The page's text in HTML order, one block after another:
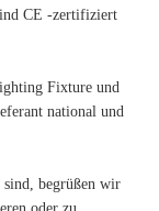
CE -zertifiziert
Fixture und
national und
sind, begrüßen wir